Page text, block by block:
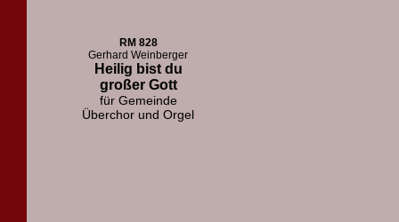
RM 828
Gerhard Weinberger
Heilig bist du
großer Gott
für Gemeinde
Überchor und Orgel